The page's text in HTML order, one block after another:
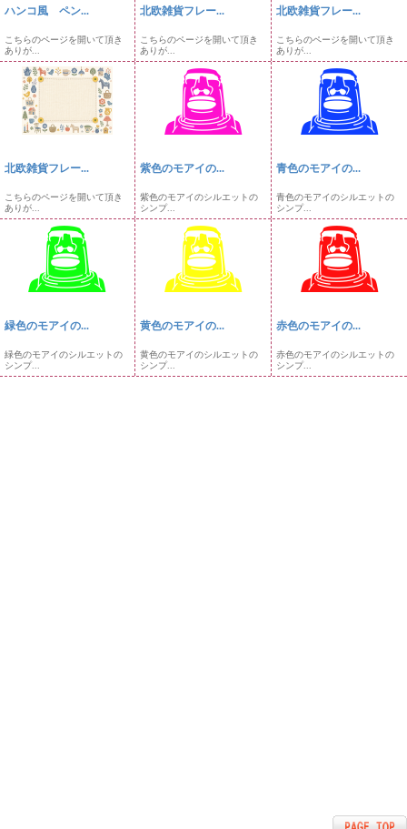
ハンコ風 ペン...
こちらのページを開いて頂き
ありが...
北欧雑貨フレー...
こちらのページを開いて頂き
ありが...
北欧雑貨フレー...
こちらのページを開いて頂き
ありが...
北欧雑貨フレー...
こちらのページを開いて頂き
ありが...
紫色のモアイの...
紫色のモアイのシルエットの
シンプ...
青色のモアイの...
青色のモアイのシルエットの
シンプ...
緑色のモアイの...
緑色のモアイのシルエットの
シンプ...
黄色のモアイの...
黄色のモアイのシルエットの
シンプ...
赤色のモアイの...
赤色のモアイのシルエットの
シンプ...